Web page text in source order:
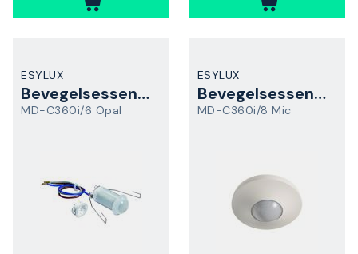
ESYLUX
Bevegelsessensor
MD-C360i/6 Opal
ESYLUX
Bevegelsessensor
MD-C360i/8 Mic